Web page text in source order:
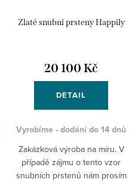
Zlaté snubní prsteny Happily
20 100 Kč
DETAIL
Vyrobíme - dodání do 14 dnů
Zakázková výroba na míru. V
případě zájmu o tento vzor
snubních prstenů nám prosím